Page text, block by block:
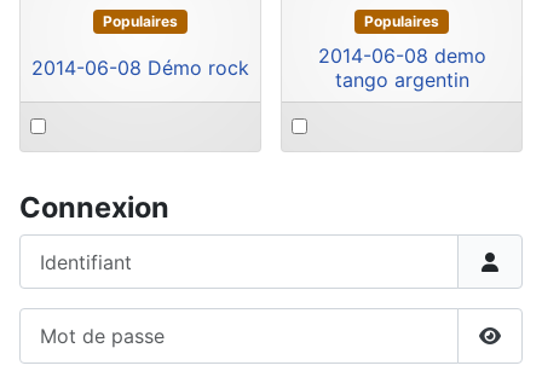
Populaires
2014-06-08 Démo rock
Select
an
Populaires
2014-06-08 demo
tango argentin
Select
an
Connexion